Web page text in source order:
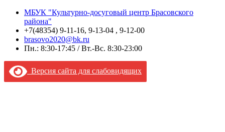
МБУК "Культурно-досуговый центр Брасовского
района"
+7(48354) 9-11-16, 9-13-04 , 9-12-00
brasovo2020@bk.ru
Пн.: 8:30-17:45 / Вт.-Вс. 8:30-23:00
Версия сайта для слабовидящих